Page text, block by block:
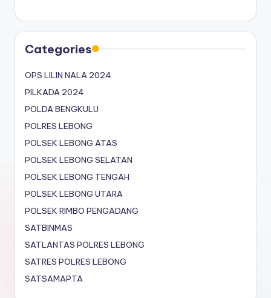
Categories
OPS LILIN NALA 2024
PILKADA 2024
POLDA BENGKULU
POLRES LEBONG
POLSEK LEBONG ATAS
POLSEK LEBONG SELATAN
POLSEK LEBONG TENGAH
POLSEK LEBONG UTARA
POLSEK RIMBO PENGADANG
SATBINMAS
SATLANTAS POLRES LEBONG
SATRES POLRES LEBONG
SATSAMAPTA